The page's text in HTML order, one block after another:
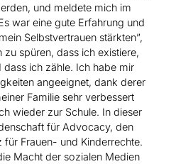
und meldete mich im
war eine gute Erfahrung und
Selbstvertrauen stärkten”,
zu spüren, dass ich existiere,
dass ich zähle. Ich habe mir
angeeignet, dank derer
Familie sehr verbessert
wieder zur Schule. In dieser
für Advocacy, den
für Frauen- und Kinderrechte.
Macht der sozialen Medien